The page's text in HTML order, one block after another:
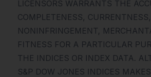
LICENSORS WARRANTS THE
COMPLETENESS, CURRENTNESS,
NONINFRINGEMENT,
FITNESS FOR A PARTICULAR
THE INDICES OR INDEX DATA.
S&P DOW JONES INDICES MAKES